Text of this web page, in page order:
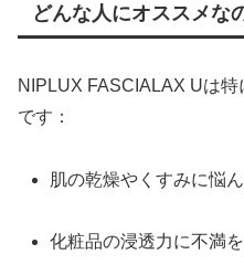
どんな人にオススメな
NIPLUX FASCIALAX Uは
です：
肌の乾燥やくすみに悩
化粧品の浸透力に不満